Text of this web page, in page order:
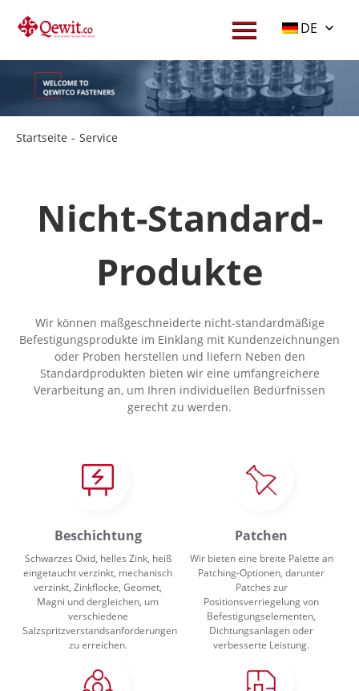
DE
Startseite - Service
Nicht-Standard-
Produkte
Wir können maßgeschneiderte nicht-standardmäßige
Befestigungsprodukte im Einklang mit Kundenzeichnungen
oder Proben herstellen und liefern Neben den
Standardprodukten bieten wir eine umfangreichere
Verarbeitung an, um Ihren individuellen Bedürfnissen
gerecht zu werden.
Beschichtung
Schwarzes Oxid, helles Zink, heiß
eingetaucht verzinkt, mechanisch
verzinkt, Zinkflocke, Geomet,
Magni und dergleichen, um
verschiedene
Salzspritzverstandsanforderungen
zu erreichen.
Patchen
Wir bieten eine breite Palette an
Patching-Optionen, darunter
Patches zur
Positionsverriegelung von
Befestigungselementen,
Dichtungsanlagen oder
verbesserte Leistung.